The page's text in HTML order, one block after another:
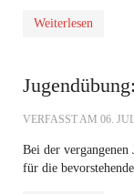
Weiterlesen
VERFASST AM 06.
Bei der vergangenen
für die